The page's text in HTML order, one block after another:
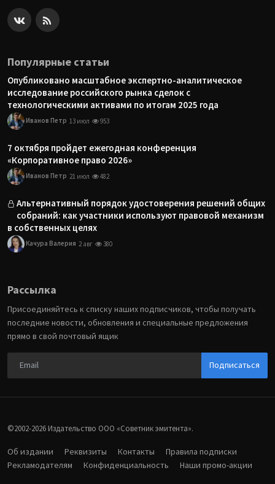
Популярные статьи
Опубликовано масштабное экспертно-аналитическое
исследование российского рынка сделок с
технологическими активами по итогам 2025 года
Иванов Петр 13 июл 953
7 октября пройдет ежегодная конференция
«Корпоративное право 2026»
Иванов Петр 21 июл 482
Альтернативный порядок удостоверения решений общих
собраний: как участники используют правовой механизм
в собственных целях
Качура Валерия 2 авг 380
Рассылка
Присоединяйтесь к списку наших подписчиков, чтобы получать
последние новости, обновления и специальные предложения
прямо в свой почтовый ящик
Подписаться
©2002-2026 Издательство ООО «‎Советник эмитента».
Об издании Реквизиты Контакты
Правила подписки
Рекламодателям
Конфиденциальность Наши промо-акции